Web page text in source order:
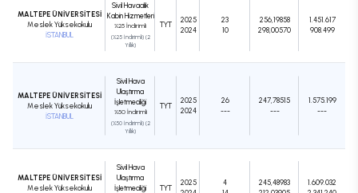
MALTEPE ÜNİVERSİTESİ
Meslek Yüksekokulu
İSTANBUL
Sivil Havacılık
Kabin Hizmetleri
%25 İndirimli
(%25 İndirimli) (2
Yıllık)
TYT
2025
2024
23
10
256,19858
298,00570
1.451.617
908.499
MALTEPE ÜNİVERSİTESİ
Meslek Yüksekokulu
İSTANBUL
Sivil Hava
Ulaştırma
İşletmeciliği
%50 İndirimli
(%50 İndirimli) (2
Yıllık)
TYT
2025
2024
26
---
247,78515
---
1.575.199
---
MALTEPE ÜNİVERSİTESİ
Meslek Yüksekokulu
Sivil Hava
Ulaştırma
İşletmeciliği
TYT
2025
4
245,48983
1.609.032